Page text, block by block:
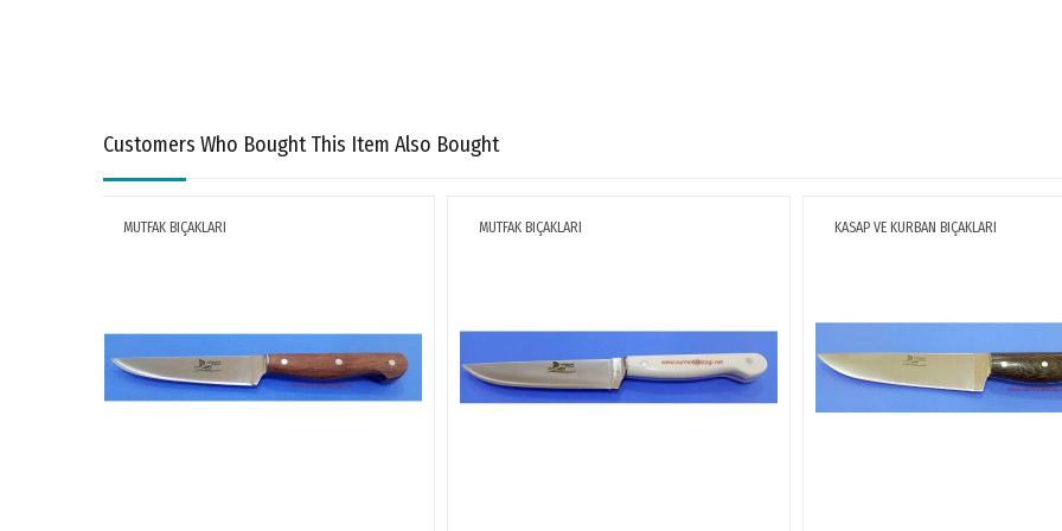
Customers Who Bought This Item Also Bought
MUTFAK BIÇAKLARI MUTFAK BIÇAKLARI KASAP VE KURBAN BIÇAKLARI